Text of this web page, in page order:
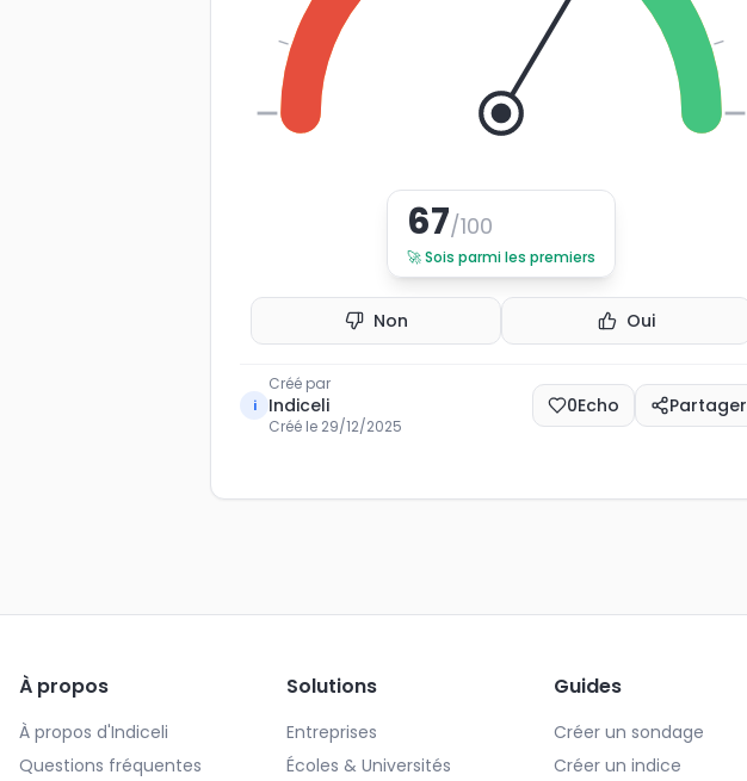
67/100
🚀Sois parmi les premiers
Non Oui
i
Créé par
Indiceli
Créé le 29/12/2025
0Echo Partager
À propos
À propos d'Indiceli
Questions fréquentes
Solutions
Entreprises
Écoles & Universités
Guides
Créer un sondage
Créer un indice